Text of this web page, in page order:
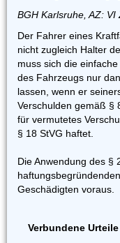
BGH Karlsruhe, AZ:
Der Fahrer eines
nicht zugleich Halter
muss sich die
des Fahrzeugs nur
lassen, wenn er
Verschulden gemäß §
für vermutetes
§ 18 StVG haftet.
Die Anwendung des §
Geschädigten voraus.
Verbundene Urteile